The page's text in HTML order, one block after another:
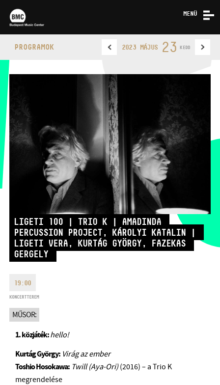
MENÜ
KAPCSOLAT
BUDAPEST MUSIC CENTER
FAX
EMAIL
info@bmc.hu
TELEFON
JEGYPÉNZTÁR
NYITVA TARTÁSA
HÉTFŐ:09:00-18:00
KEDD:09:00-20:00
BMC HÁZ
PROGRAMOK 2023 MÁJUS 23 KEDD
LIGETI 100 | TRIO K | AMADINDA
PERCUSSION PROJECT, KÁROLYI KATALIN |
LIGETI VERA, KURTÁG GYÖRGY, FAZEKAS
GERGELY
19:00
KONCERTTEREM
MŰSOR:
1. közjáték:hello!
Kurtág György: Virág az ember
Toshio Hosokawa: Twill (Aya-Ori)(2016) – a Trio K
megrendelése